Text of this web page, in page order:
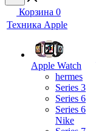
Корзина 0
Техника Apple
Apple Watch
hermes
Series 3
Series 6
Series 6
Nike